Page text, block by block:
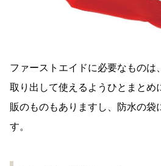
ファーストエイドに必要なものは
取り出して使えるようひとまとめ
販のものもありますし、防水の袋
す。